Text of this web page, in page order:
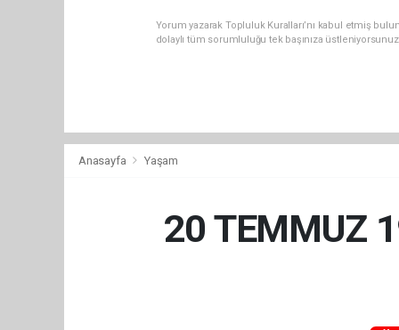
Yorum yazarak Topluluk Kuralları’nı kabul etmiş
dolaylı tüm sorumluluğu tek başınıza
Anasayfa Yaşam
20 TEMMUZ